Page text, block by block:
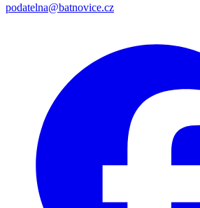
podatelna@batnovice.cz